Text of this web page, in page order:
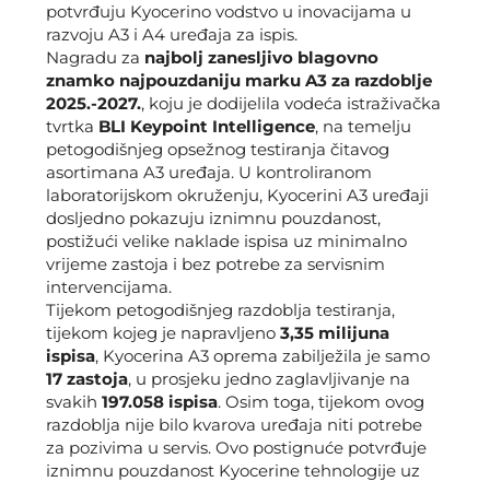
potvrđuju Kyocerino vodstvo u inovacijama u
razvoju A3 i A4 uređaja za ispis.
Nagradu za najbolj zanesljivo blagovno
znamko najpouzdaniju marku A3 za razdoblje
2025.-2027., koju je dodijelila vodeća istraživačka
tvrtka BLI Keypoint Intelligence, na temelju
petogodišnjeg opsežnog testiranja čitavog
asortimana A3 uređaja. U kontroliranom
laboratorijskom okruženju, Kyocerini A3 uređaji
dosljedno pokazuju iznimnu pouzdanost,
postižući velike naklade ispisa uz minimalno
vrijeme zastoja i bez potrebe za servisnim
intervencijama.
Tijekom petogodišnjeg razdoblja testiranja,
tijekom kojeg je napravljeno 3,35 milijuna
ispisa, Kyocerina A3 oprema zabilježila je samo
17 zastoja, u prosjeku jedno zaglavljivanje na
svakih 197.058 ispisa. Osim toga, tijekom ovog
razdoblja nije bilo kvarova uređaja niti potrebe
za pozivima u servis. Ovo postignuće potvrđuje
iznimnu pouzdanost Kyocerine tehnologije uz